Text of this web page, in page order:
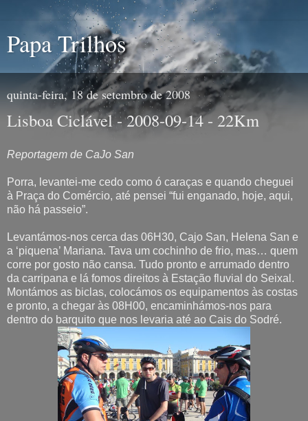
Papa Trilhos
quinta-feira, 18 de setembro de 2008
Lisboa Ciclável - 2008-09-14 - 22Km
Reportagem de CaJo San
Porra, levantei-me cedo como ó caraças e quando cheguei
à Praça do Comércio, até pensei “fui enganado, hoje, aqui,
não há passeio”.
Levantámos-nos cerca das 06H30, Cajo San, Helena San e
a ‘piquena’ Mariana. Tava um cochinho de frio, mas… quem
corre por gosto não cansa. Tudo pronto e arrumado dentro
da carripana e lá fomos direitos à Estação fluvial do Seixal.
Montámos as biclas, colocámos os equipamentos às costas
e pronto, a chegar às 08H00, encaminhámos-nos para
dentro do barquito que nos levaria até ao Cais do Sodré.